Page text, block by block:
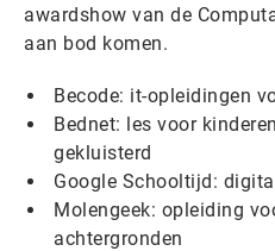
awardshow van de
aan bod komen.
Becode: it-opleidingen
Bednet: les voor
gekluisterd
Google Schooltijd:
Molengeek: opleiding
achtergronden